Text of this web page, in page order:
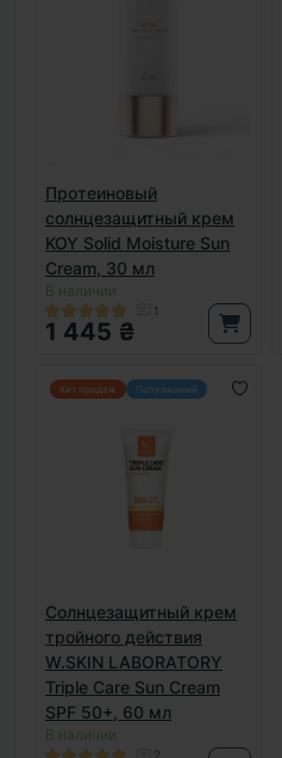
Протеиновый
солнцезащитный крем
KOY Solid Moisture Sun
Cream, 30 мл
В наличии
1
1 445 ₴
Хит продаж Популярный
Солнцезащитный крем
тройного действия
W.SKIN LABORATORY
Triple Care Sun Cream
SPF 50+, 60 мл
В наличии
2